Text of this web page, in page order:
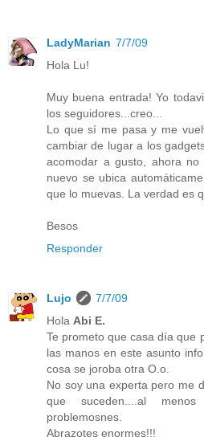
LadyMarian 7/7/09
Hola Lu!
Muy buena entrada! Yo
los seguidores...creo...
Lo que sí me pasa y me
cambiar de lugar a los
acomodar a gusto, ahora
nuevo se ubica
que lo muevas. La verdad es
Besos
Responder
Lujo
7/7/09
Hola Abi E.
Te prometo que casa día que
las manos en este asunto
cosa se joroba otra O.o.
No soy una experta pero me
que suceden....al
problemosnes.
Abrazotes enormes!!!